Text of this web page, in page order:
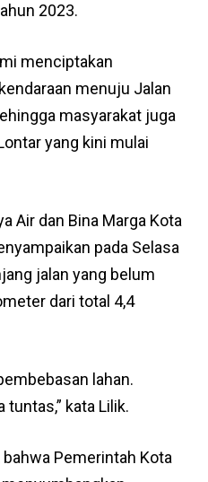
2023.
menciptakan
menuju Jalan
masyarakat juga
yang kini mulai
Air dan Bina Marga Kota
pada Selasa
jalan yang belum
dari total 4,4
lahan.
tuntas,” kata Lilik.
Pemerintah Kota